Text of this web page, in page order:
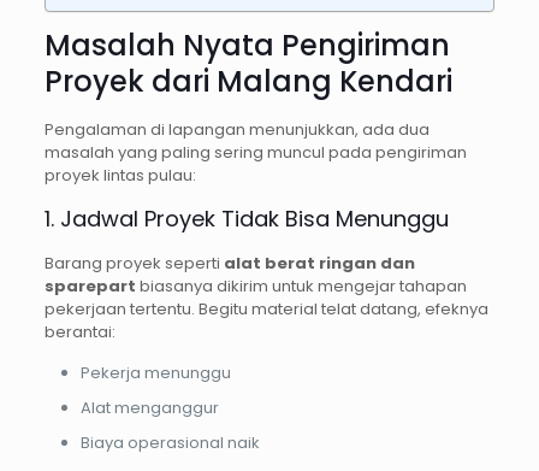
Masalah Nyata Pengiriman
Proyek dari Malang Kendari
Pengalaman di lapangan menunjukkan, ada dua
masalah yang paling sering muncul pada pengiriman
proyek lintas pulau:
1. Jadwal Proyek Tidak Bisa Menunggu
Barang proyek seperti alat berat ringan dan
sparepart biasanya dikirim untuk mengejar tahapan
pekerjaan tertentu. Begitu material telat datang, efeknya
berantai:
Pekerja menunggu
Alat menganggur
Biaya operasional naik